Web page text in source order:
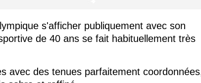
s'afficher publiquement avec son
de 40 ans se fait habituellement très
avec des tenues parfaitement